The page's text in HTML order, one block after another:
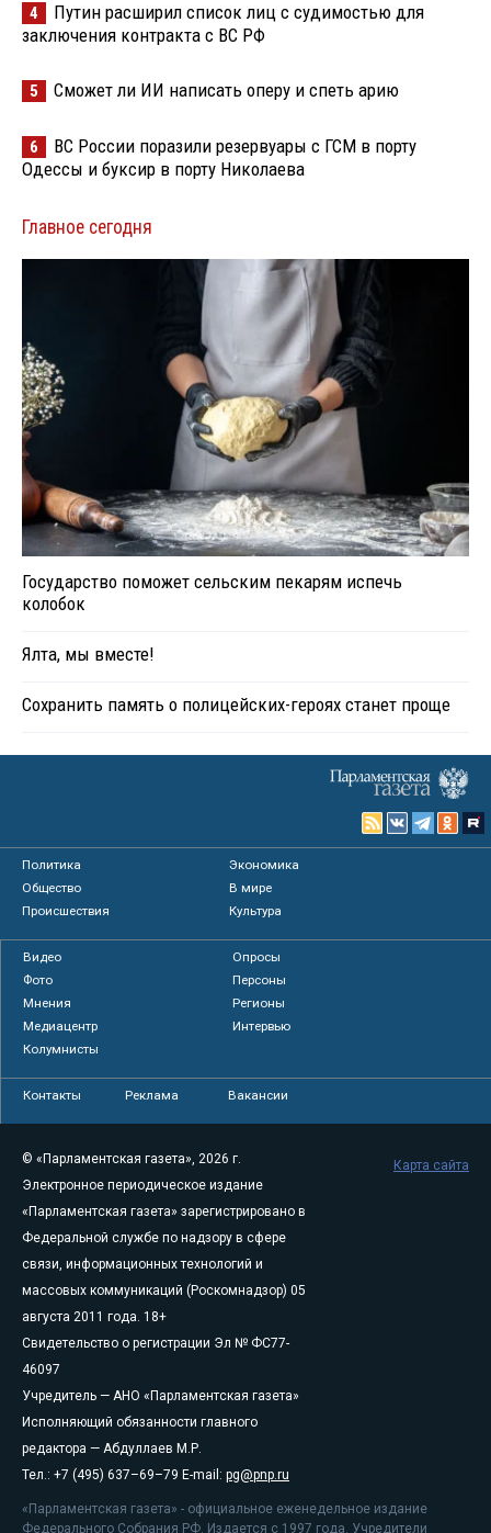
4
Путин расширил список лиц с судимостью для
заключения контракта с ВС РФ
5 Сможет ли ИИ написать оперу и спеть арию
6
ВС России поразили резервуары с ГСМ в порту
Одессы и буксир в порту Николаева
Главное сегодня
Государство поможет сельским пекарям испечь
колобок
Ялта, мы вместе!
Сохранить память о полицейских-героях станет проще
Политика
Экономика
Общество
В мире
Происшествия
Культура
Видео
Опросы
Фото
Персоны
Мнения
Регионы
Медиацентр
Интервью
Колумнисты
Контакты Реклама Вакансии
© «Парламентская газета», 2026 г.
Электронное периодическое издание
«Парламентская газета» зарегистрировано в
Федеральной службе по надзору в сфере
связи, информационных технологий и
массовых коммуникаций (Роскомнадзор) 05
августа 2011 года. 18+
Свидетельство о регистрации Эл № ФС77-
46097
Учредитель — АНО «Парламентская газета»
Исполняющий обязанности главного
редактора — Абдуллаев М.Р.
Тел.: +7 (495) 637–69–79 E-mail: pg@pnp.ru
«Парламентская газета» - официальное еженедельное издание
Федерального Собрания РФ. Издается с 1997 года. Учредители
Карта сайта